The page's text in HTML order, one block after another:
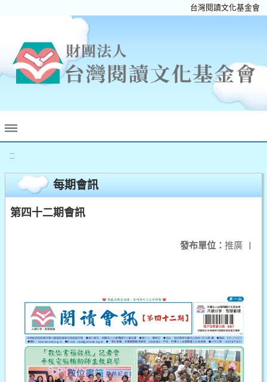
台灣閱讀文化基金會
:::
每期會訊
第四十二期會訊
發布單位： 推廣 |